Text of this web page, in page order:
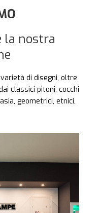
la nostra
di disegni, oltre
classici pitoni, cocchi
geometrici, etnici,